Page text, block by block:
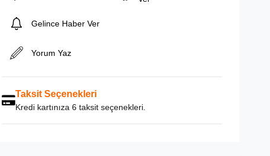
Gelince Haber Ver
Yorum Yaz
Taksit Seçenekleri
Kredi kartınıza 6 taksit seçenekleri.